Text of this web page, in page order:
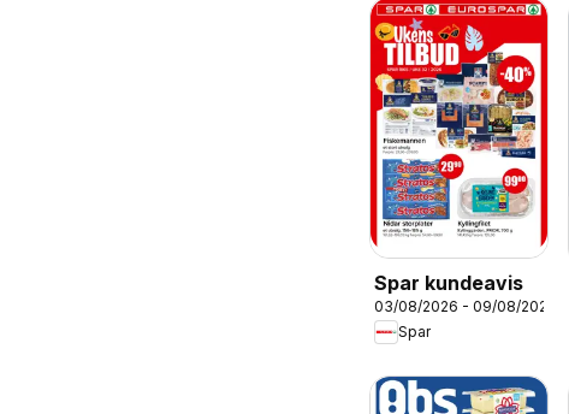
Spar kundeavis
03/08/2026 - 09/08/2026
Spar